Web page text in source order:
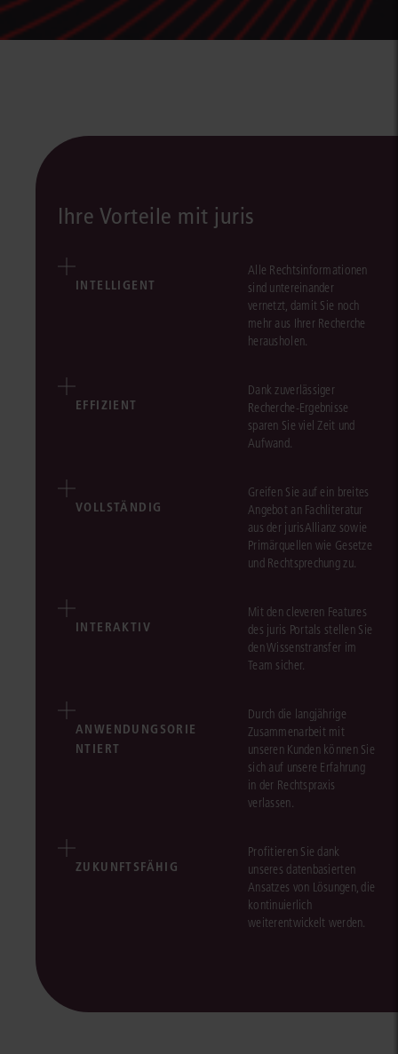
Ihre Vorteile mit juris
INTELLIGENT
Alle Rechtsinformationen
sind untereinander
vernetzt, damit Sie noch
mehr aus Ihrer Recherche
herausholen.
EFFIZIENT
Dank zuverlässiger
Recherche-Ergebnisse
sparen Sie viel Zeit und
Aufwand.
VOLLSTÄNDIG
Greifen Sie auf ein breites
Angebot an Fachliteratur
aus der jurisAllianz sowie
Primärquellen wie Gesetze
und Rechtsprechung zu.
INTERAKTIV
Mit den cleveren Features
des juris Portals stellen Sie
den Wissenstransfer im
Team sicher.
ANWENDUNGSORIE
NTIERT
Durch die langjährige
Zusammenarbeit mit
unseren Kunden können Sie
sich auf unsere Erfahrung
in der Rechtspraxis
verlassen.
ZUKUNFTSFÄHIG
Profitieren Sie dank
unseres datenbasierten
Ansatzes von Lösungen, die
kontinuierlich
weiterentwickelt werden.